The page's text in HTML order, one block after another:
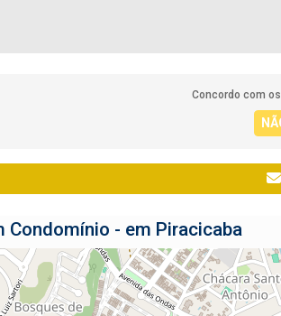
Concordo com os
Condomínio - em Piracicaba